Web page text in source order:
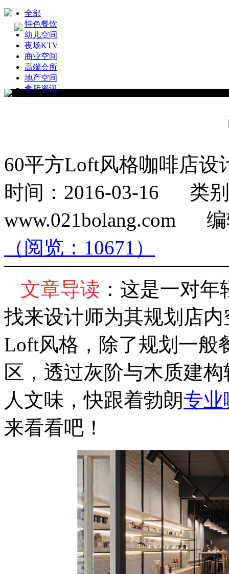
全部
特色餐饮
幼儿空间
夜场KTV
商业空间
高端会所
地产空间
會所资讯
60平方Loft风格咖啡店设
时间：2016-03-16 类
www.021bolang.com
（阅览：10671）
文章导读 ：这是一对
找来设计师为其规划店
Loft风格，除了规划一般
区，透过灰阶与木质建
人文味，快跟着勃朗专业
来看看吧！